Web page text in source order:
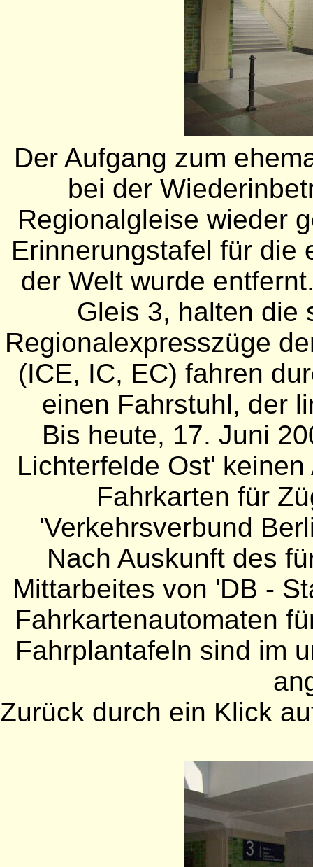
Der Aufgang zum
bei der
Regionalgleise wieder
Erinnerungstafel für
der Welt wurde
Gleis 3, halten die
Regionalexpresszüge
(ICE, IC, EC) fahren
einen Fahrstuhl, der
Bis heute, 17. Juni
Lichterfelde Ost'
Fahrkarten für
'Verkehrsverbund
Nach Auskunft des
Mittarbeites von 'DB -
Fahrkartenautomaten
Fahrplantafeln sind im
Zurück durch ein Klick